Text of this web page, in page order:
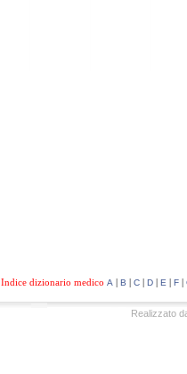
Indice dizionario medico A | B | C| D| E | F|
Realizzato